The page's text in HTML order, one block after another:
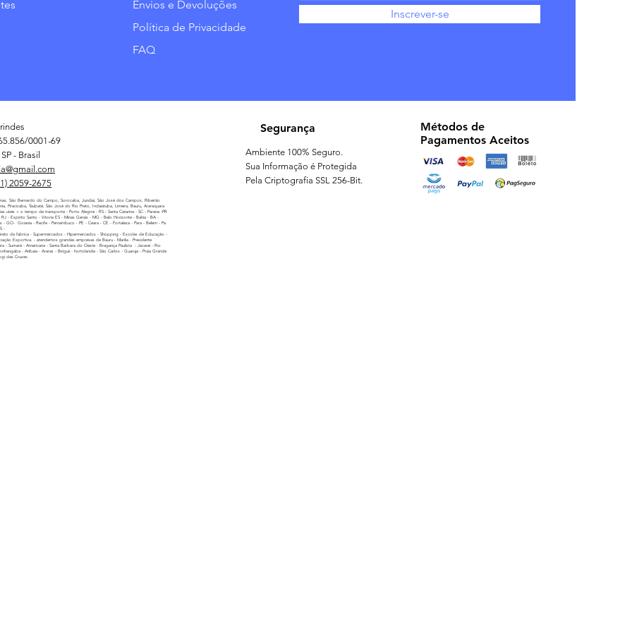
Envios e Devoluções
Política de Privacidade
FAQ
Inscrever-se
0001-69
- Brasil
2059-2675
São Bernardo do Campo, Sorocaba, Jundiaí, São José dos Campos, Ribeirão
Piracicaba, Taubaté, São José do Rio Preto, Indaiatuba, Limeira, Bauru, Araraquara
uteis + o tempo de transporte - Porto Alegrre - RS - Santa Catarina - SC - Parana -PR
- Espirito Santo - Vitoria ES - Minas Gerais - MG - Belo Horizonte - Bahia - BA -
- GO- Goiania - Recife - Pernambuco - PE - Ceara - CE - Fortaleza - Para - Belem - Pa
-
da fabrica - Supermercados - Hipermercados - Shopping - Escolas de Educação -
Esportiva. - atendemos grandes empresas de Bauru - Marilia - Presidente
- Sumaré - Americana - Santa Barbara do Oeste - Bragança Paulista - Jacarei - Rio
- Atibaia - Araras - Biriguii - hortolandia - São Carlos - Guaruja - Praia Grande
das Cruzes.
Segurança
Ambiente 100% Seguro.
Sua Informação é Protegida
Pela Criptografia SSL 256-Bit.
Métodos de
Pagamentos Aceitos
Personalizadas para empresas - festas - eventos - confraternizações e comemorações com brindes customizados